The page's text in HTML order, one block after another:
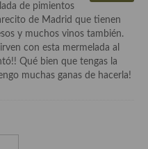
de pimientos
de Madrid que tienen
y muchos vinos también.
con esta mermelada al
Qué bien que tengas la
muchas ganas de hacerla!